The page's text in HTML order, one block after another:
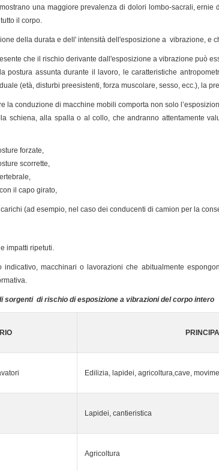
una maggiore prevalenza di dolori lombo-sacrali,
il corpo.
della durata e dell' intensità dell'esposizione a vibrazione, e
che il rischio derivante dall'esposizione a vibrazione può
assunta durante il lavoro, le caratteristiche
(età, disturbi preesistenti, forza muscolare, sesso, ecc.), la
la conduzione di macchine mobili comporta non solo
schiena, alla spalla o al collo, che andranno attentamente
forzate,
scorrette,
il capo girato,
(ad esempio, nel caso dei conducenti di camion per la
impatti ripetuti.
indicativo, macchinari o lavorazioni che abitualmente
sorgenti di rischio di esposizione a vibrazioni del corpo intero
Edilizia, lapidei, agricoltura,cave,
Lapidei, cantieristica
Agricoltura